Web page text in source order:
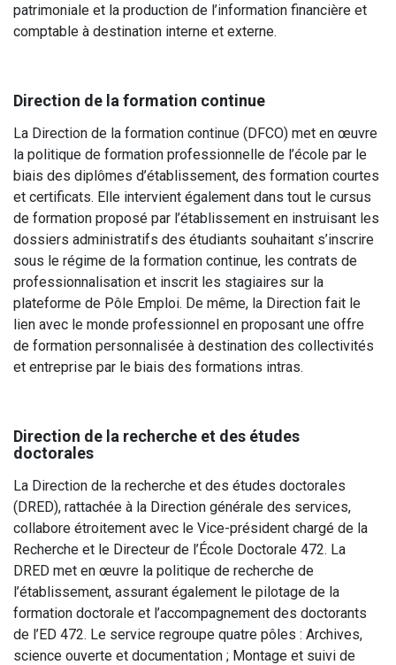
patrimoniale et la production de l’information financière et
comptable à destination interne et externe.
Direction de la formation continue
La Direction de la formation continue (DFCO) met en œuvre
la politique de formation professionnelle de l’école par le
biais des diplômes d’établissement, des formation courtes
et certificats. Elle intervient également dans tout le cursus
de formation proposé par l’établissement en instruisant les
dossiers administratifs des étudiants souhaitant s’inscrire
sous le régime de la formation continue, les contrats de
professionnalisation et inscrit les stagiaires sur la
plateforme de Pôle Emploi. De même, la Direction fait le
lien avec le monde professionnel en proposant une offre
de formation personnalisée à destination des collectivités
et entreprise par le biais des formations intras.
Direction de la recherche et des études
doctorales
La Direction de la recherche et des études doctorales
(DRED), rattachée à la Direction générale des services,
collabore étroitement avec le Vice-président chargé de la
Recherche et le Directeur de l’École Doctorale 472. La
DRED met en œuvre la politique de recherche de
l’établissement, assurant également le pilotage de la
formation doctorale et l’accompagnement des doctorants
de l’ED 472. Le service regroupe quatre pôles : Archives,
science ouverte et documentation ; Montage et suivi de